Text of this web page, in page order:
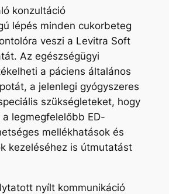
konzultáció
lépés minden cukorbeteg
veszi a Levitra Soft
Az egészségügyi
a páciens általános
a jelenlegi gyógyszeres
szükségleteket, hogy
legmegfelelőbb ED-
mellékhatások és
kezeléséhez is útmutatást
nyílt kommunikáció